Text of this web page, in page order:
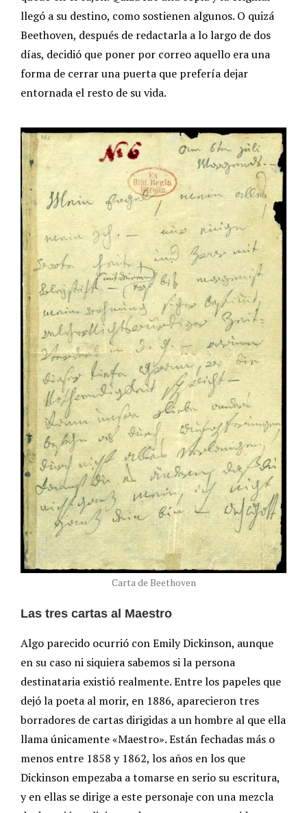
llegó a su destino, como sostienen algunos. O quizá
Beethoven, después de redactarla a lo largo de dos
días, decidió que poner por correo aquello era una
forma de cerrar una puerta que prefería dejar
entornada el resto de su vida.
Carta de Beethoven
Las tres cartas al Maestro
Algo parecido ocurrió con Emily Dickinson, aunque
en su caso ni siquiera sabemos si la persona
destinataria existió realmente. Entre los papeles que
dejó la poeta al morir, en 1886, aparecieron tres
borradores de cartas dirigidas a un hombre al que ella
llama únicamente «Maestro». Están fechadas más o
menos entre 1858 y 1862, los años en los que
Dickinson empezaba a tomarse en serio su escritura,
y en ellas se dirige a este personaje con una mezcla